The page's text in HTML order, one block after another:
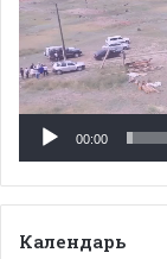
00:00
Календарь